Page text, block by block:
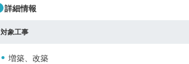
詳細情報
対象工事
増築、改築